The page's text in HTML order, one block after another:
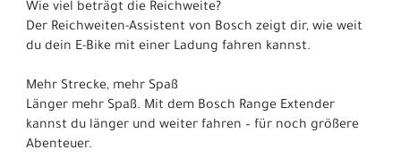
Wie viel beträgt die Reichweite?
Der Reichweiten-Assistent von Bosch zeigt dir, wie weit
du dein E-Bike mit einer Ladung fahren kannst.
Mehr Strecke, mehr Spaß
Länger mehr Spaß. Mit dem Bosch Range Extender
kannst du länger und weiter fahren – für noch größere
Abenteuer.